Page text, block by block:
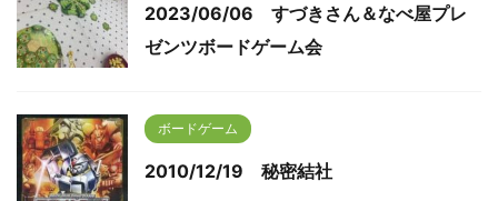
2023/06/06 すづきさん＆なべ屋プレ
ゼンツボードゲーム会
ボードゲーム
2010/12/19 秘密結社